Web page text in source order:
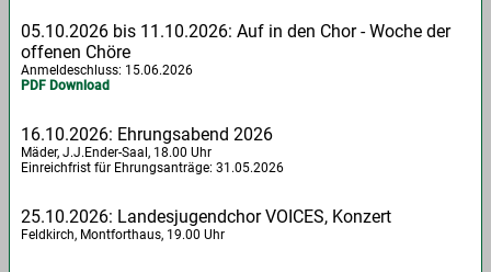
05.10.2026 bis 11.10.2026: Auf in den Chor - Woche der
offenen Chöre
Anmeldeschluss: 15.06.2026
PDF Download
16.10.2026: Ehrungsabend 2026
Mäder, J.J.Ender-Saal, 18.00 Uhr
Einreichfrist für Ehrungsanträge: 31.05.2026
25.10.2026: Landesjugendchor VOICES, Konzert
Feldkirch, Montforthaus, 19.00 Uhr